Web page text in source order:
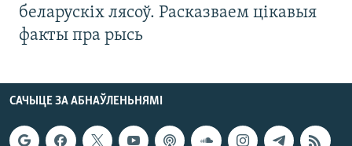
беларускіх лясоў. Расказваем цікавыя
факты пра рысь
САЧЫЦЕ ЗА АБНАЎЛЕНЬНЯМІ